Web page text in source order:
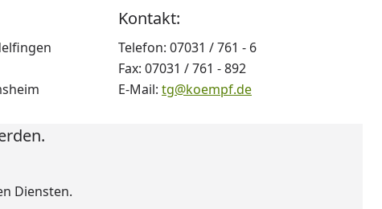
Kontakt:
Telefon: 07031 / 761 - 6
Fax: 07031 / 761 - 892
E-Mail: tg@koempf.de
Diensten.